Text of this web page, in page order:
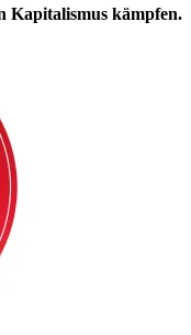
Kapitalismus kämpfen.